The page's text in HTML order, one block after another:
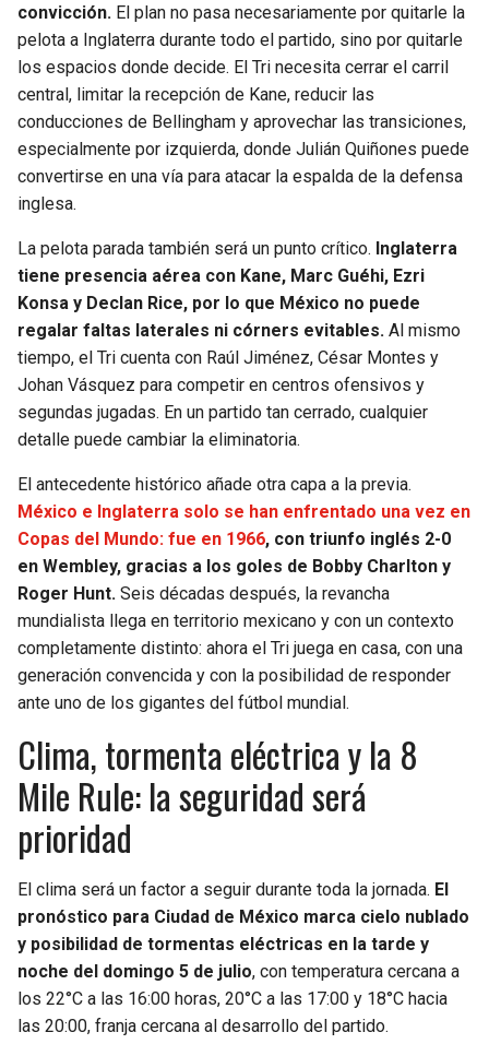
convicción. El plan no pasa necesariamente por quitarle la
pelota a Inglaterra durante todo el partido, sino por quitarle
los espacios donde decide. El Tri necesita cerrar el carril
central, limitar la recepción de Kane, reducir las
conducciones de Bellingham y aprovechar las transiciones,
especialmente por izquierda, donde Julián Quiñones puede
convertirse en una vía para atacar la espalda de la defensa
inglesa.
La pelota parada también será un punto crítico. Inglaterra
tiene presencia aérea con Kane, Marc Guéhi, Ezri
Konsa y Declan Rice, por lo que México no puede
regalar faltas laterales ni córners evitables. Al mismo
tiempo, el Tri cuenta con Raúl Jiménez, César Montes y
Johan Vásquez para competir en centros ofensivos y
segundas jugadas. En un partido tan cerrado, cualquier
detalle puede cambiar la eliminatoria.
El antecedente histórico añade otra capa a la previa.
México e Inglaterra solo se han enfrentado una vez en
Copas del Mundo: fue en 1966, con triunfo inglés 2-0
en Wembley, gracias a los goles de Bobby Charlton y
Roger Hunt. Seis décadas después, la revancha
mundialista llega en territorio mexicano y con un contexto
completamente distinto: ahora el Tri juega en casa, con una
generación convencida y con la posibilidad de responder
ante uno de los gigantes del fútbol mundial.
Clima, tormenta eléctrica y la 8
Mile Rule: la seguridad será
prioridad
El clima será un factor a seguir durante toda la jornada. El
pronóstico para Ciudad de México marca cielo nublado
y posibilidad de tormentas eléctricas en la tarde y
noche del domingo 5 de julio, con temperatura cercana a
los 22°C a las 16:00 horas, 20°C a las 17:00 y 18°C hacia
las 20:00, franja cercana al desarrollo del partido.